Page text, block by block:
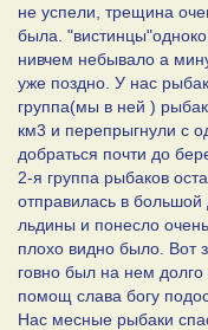
не успели, трещина
была.
нивчем небывало а
уже поздно. У нас
группа(мы в ней )
км3 и перепрыгнули с
добраться почти до
2-я группа рыбаков
отправилась в
льдины и понесло
плохо видно было. Вот
говно был на нем
помощ слава богу
Нас месные рыбаки